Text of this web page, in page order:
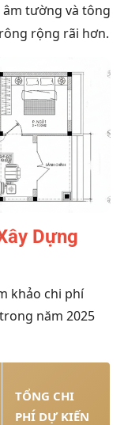
tường và tông
rộng rãi hơn.
Dựng
khảo chi phí
năm 2025
TỔNG CHI
PHÍ DỰ KIẾN